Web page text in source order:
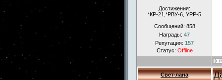
Достижения:
*КР-21,*РВУ-6, УРР-5
Сообщений: 858
Награды: 47
Репутация: 157
Статус: Offline
Свет-лана